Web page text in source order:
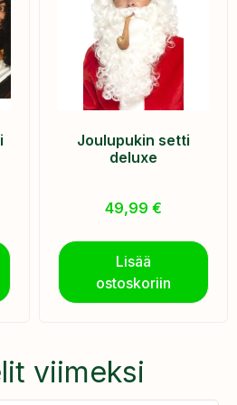
Joulupukin setti
deluxe
49,99 €
Lisää
ostoskoriin
viimeksi